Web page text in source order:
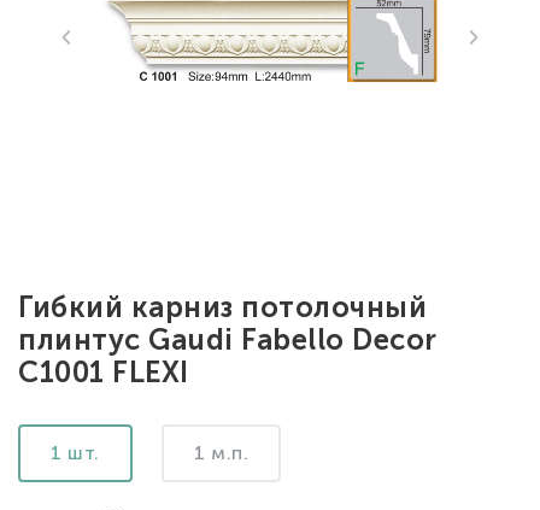
Гибкий карниз потолочный
плинтус Gaudi Fabello Decor
C1001 FLEXI
1 шт. 1 м.п.